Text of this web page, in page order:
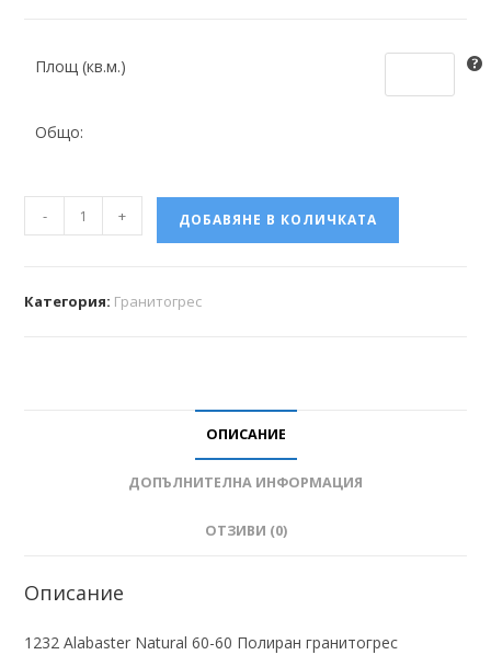
Площ (кв.м.)
Общо:
- + ДОБАВЯНЕ В КОЛИЧКАТА
Категория: Гранитогрес
ОПИСАНИЕ
ДОПЪЛНИТЕЛНА ИНФОРМАЦИЯ
ОТЗИВИ (0)
Описание
1232 Alabaster Natural 60-60 Полиран гранитогрес